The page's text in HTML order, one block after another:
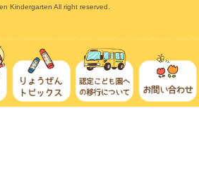
Kindergarten All right reserved.